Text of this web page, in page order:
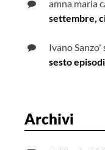
amna maria
settembre,
Ivano Sanzo'
sesto
Archivi